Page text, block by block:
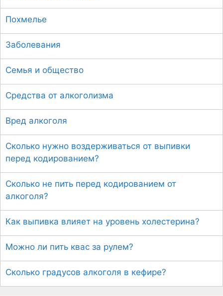
Похмелье
Заболевания
Семья и общество
Средства от алкоголизма
Вред алкоголя
Сколько нужно воздерживаться от выпивки
перед кодированием?
Сколько не пить перед кодированием от
алкоголя?
Как выпивка влияет на уровень холестерина?
Можно ли пить квас за рулем?
Сколько градусов алкоголя в кефире?